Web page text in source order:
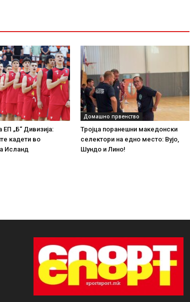
ЕП „Б“ Дивизија:
кадети во
Исланд
Домашно првенство
Тројца поранешни македонски
селектори на едно место: Вујо,
Шундо и Лино!